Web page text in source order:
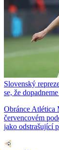
Slovenský
se, že
Obránce Atlética
červencovém
jako odstrašující